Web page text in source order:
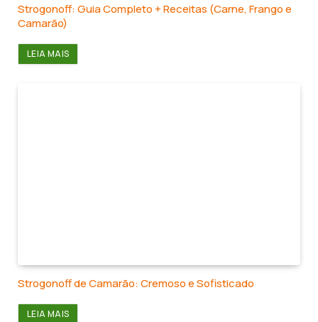
Strogonoff: Guia Completo + Receitas (Carne, Frango e
Camarão)
LEIA MAIS
Strogonoff de Camarão: Cremoso e Sofisticado
LEIA MAIS